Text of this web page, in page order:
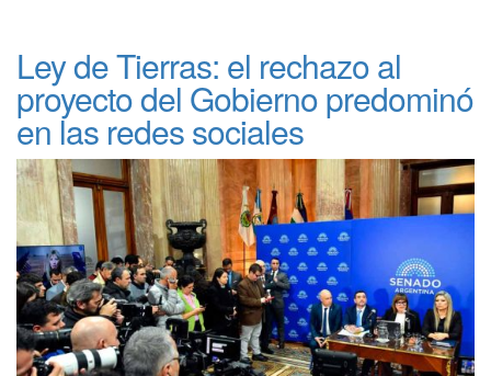
Ley de Tierras: el rechazo al
proyecto del Gobierno predominó
en las redes sociales